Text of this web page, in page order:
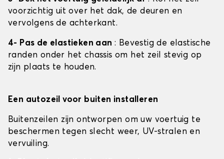
voorzichtig uit over het dak, de deuren en
vervolgens de achterkant.
4- Pas de elastieken aan : Bevestig de elastische
randen onder het chassis om het zeil stevig op
zijn plaats te houden.
Een autozeil voor buiten installeren
Buitenzeilen zijn ontworpen om uw voertuig te
beschermen tegen slecht weer, UV-stralen en
vervuiling.